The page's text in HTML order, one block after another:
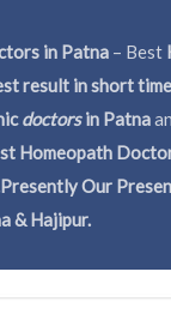
in Patna – Best
result in short time
doctorsin Patna
Homeopath
Our
& Hajipur.